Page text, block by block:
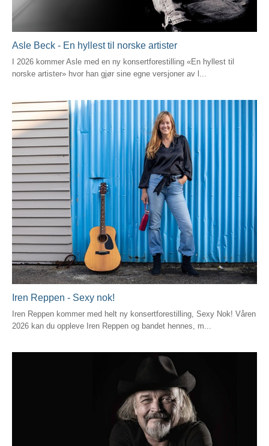
Asle Beck - En hyllest til norske artister
I 2026 kommer Asle med en ny konsertforestilling «En hyllest til
norske artister» hvor han gjør sine egne versjoner av l...
Iren Reppen - Sexy nok!
Iren Reppen kommer med helt ny konsertforestilling, Sexy Nok! Våren
2026 kan du oppleve Iren Reppen og bandet hennes, m...